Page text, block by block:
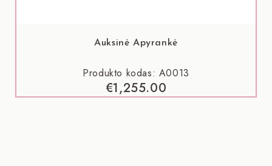
Auksinė Apyrankė
Produkto kodas: A0013
€1,255.00